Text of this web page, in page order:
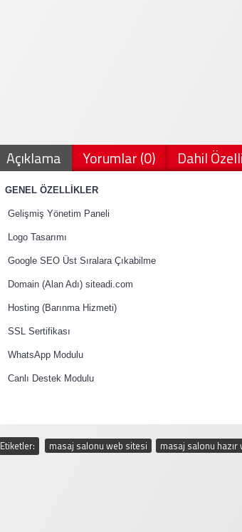
Açıklama Yorumlar (0) Dahil
GENEL ÖZELLİKLER
Gelişmiş Yönetim Paneli
Logo Tasarımı
Google SEO Üst Sıralara Çıkabilme
Domain (Alan Adı) siteadi.com
Hosting (Barınma Hizmeti)
SSL Sertifikası
WhatsApp Modulu
Canlı Destek Modulu
Etiketler: masaj salonu web sitesi masaj salonu hazır